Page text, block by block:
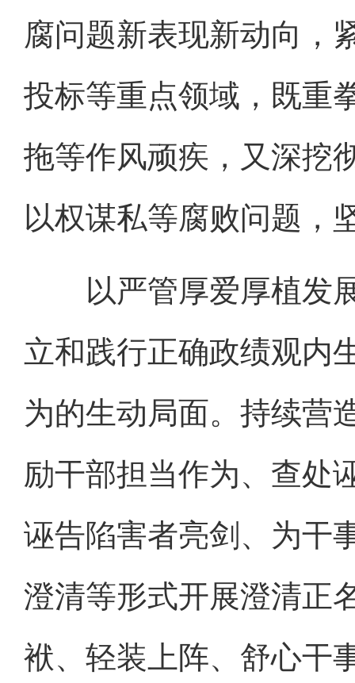
腐问题新表现新动向，
投标等重点领域，既重
拖等作风顽疾，又深挖
以权谋私等腐败问题，
以严管厚爱厚植发展
立和践行正确政绩观内
为的生动局面。持续营
励干部担当作为、查处
诬告陷害者亮剑、为干
澄清等形式开展澄清正
袱、轻装上阵、舒心干